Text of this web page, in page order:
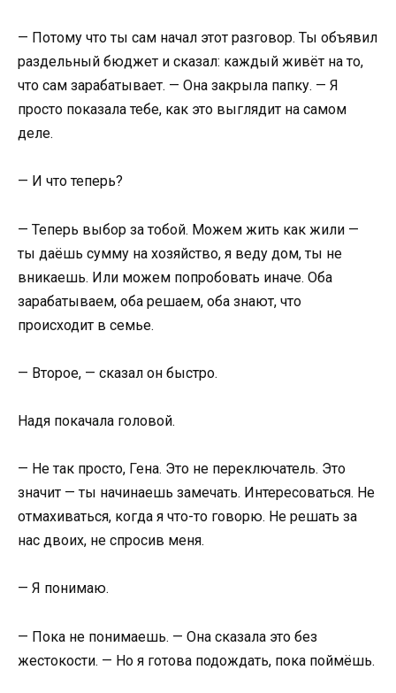
— Потому что ты сам начал этот разговор. Ты объявил
раздельный бюджет и сказал: каждый живёт на то,
что сам зарабатывает. — Она закрыла папку. — Я
просто показала тебе, как это выглядит на самом
деле.
— И что теперь?
— Теперь выбор за тобой. Можем жить как жили —
ты даёшь сумму на хозяйство, я веду дом, ты не
вникаешь. Или можем попробовать иначе. Оба
зарабатываем, оба решаем, оба знают, что
происходит в семье.
— Второе, — сказал он быстро.
Надя покачала головой.
— Не так просто, Гена. Это не переключатель. Это
значит — ты начинаешь замечать. Интересоваться. Не
отмахиваться, когда я что-то говорю. Не решать за
нас двоих, не спросив меня.
— Я понимаю.
— Пока не понимаешь. — Она сказала это без
жестокости. — Но я готова подождать, пока поймёшь.